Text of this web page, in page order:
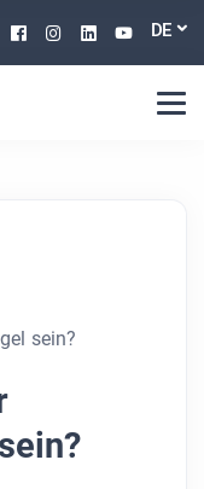
Facebook
Instagram
Linkedin
DE
sein?